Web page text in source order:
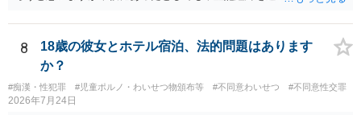
の方が動いた結果当たってしまったにすぎないことを述べれば大丈夫
です。 相手の方は，オーバーに表現すると，自然と嘘となるので，自
分に不利益がかかってくると認識します。 これがブレーキとなり，表
現されることはないと思っていただいて大丈夫です。 なお，痴漢の場
合，問題となるのは基本的に現場で被害申告（被害の目撃）があった
場合がほとんどです。 そうでないと，犯人の特定につながりません。
8
18歳の彼女とホテル宿泊、法的問題はあります
か？
#痴漢・性犯罪 #児童ポルノ・わいせつ物頒布等 #不同意わいせつ #不同意性交罪
2026年7月24日